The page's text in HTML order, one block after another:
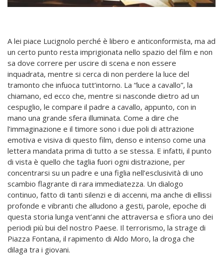
A lei piace Lucignolo perché è libero e anticonformista, ma ad
un certo punto resta imprigionata nello spazio del film e non
sa dove correre per uscire di scena e non essere
inquadrata, mentre si cerca di non perdere la luce del
tramonto che infuoca tutt’intorno. La “luce a cavallo”, la
chiamano, ed ecco che, mentre si nasconde dietro ad un
cespuglio, le compare il padre a cavallo, appunto, con in
mano una grande sfera illuminata. Come a dire che
l’immaginazione e il timore sono i due poli di attrazione
emotiva e visiva di questo film, denso e intenso come una
lettera mandata prima di tutto a se stessa. E infatti, il punto
di vista è quello che taglia fuori ogni distrazione, per
concentrarsi su un padre e una figlia nell’esclusività di uno
scambio flagrante di rara immediatezza. Un dialogo
continuo, fatto di tanti silenzi e di accenni, ma anche di ellissi
profonde e vibranti che alludono a gesti, parole, epoche di
questa storia lunga vent’anni che attraversa e sfiora uno dei
periodi più bui del nostro Paese. Il terrorismo, la strage di
Piazza Fontana, il rapimento di Aldo Moro, la droga che
dilaga tra i giovani.